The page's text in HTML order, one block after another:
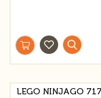
LEGO NINJAGO